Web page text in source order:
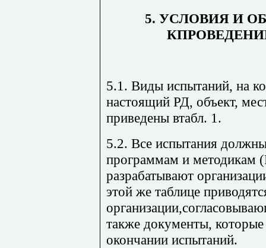
5. УСЛОВИЯ И
5.1. Виды испытаний, на
настоящий РД, объект,
приведены втабл. 1.
5.2. Все испытания
программам и методикам
разрабатывают
этой же таблице
также документы,
окончании испытаний.